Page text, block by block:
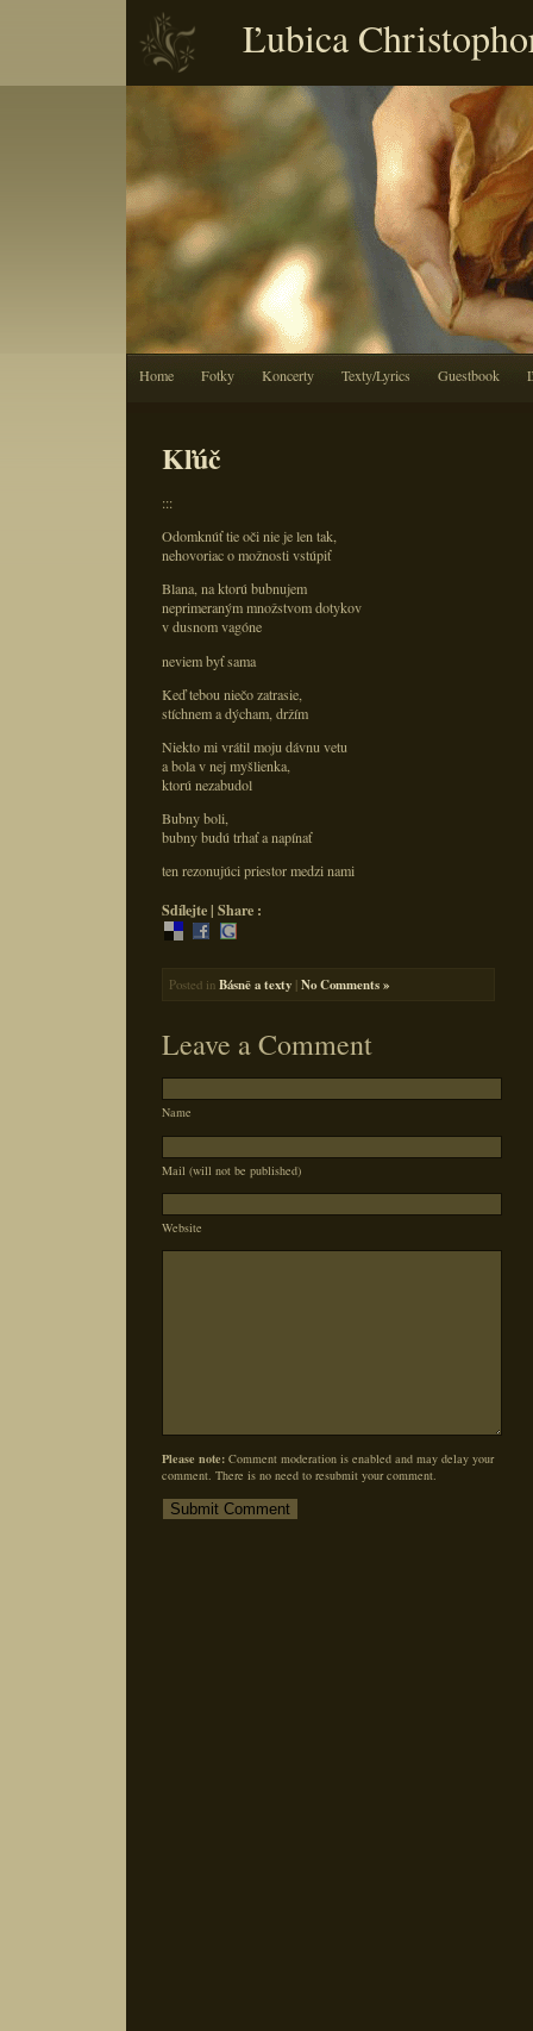
Ľubica
Home Fotky Koncerty Texty/Lyrics Guestbook
Kľúč
:::
Odomknúť tie oči nie je len tak,
nehovoriac o možnosti vstúpiť
Blana, na ktorú bubnujem
neprimeraným množstvom dotykov
v dusnom vagóne
neviem byť sama
Keď tebou niečo zatrasie,
stíchnem a dýcham, držím
Niekto mi vrátil moju dávnu vetu
a bola v nej myšlienka,
ktorú nezabudol
Bubny boli,
bubny budú trhať a napínať
ten rezonujúci priestor medzi nami
Sdílejte | Share :
Posted in Básně a texty |No Comments »
Leave a Comment
Name
Mail (will not be published)
Website
Please note: Comment moderation is enabled and may delay your
comment. There is no need to resubmit your comment.